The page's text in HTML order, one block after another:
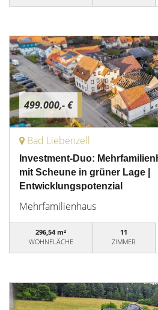
499.000,- €
Bad Liebenzell
Investment-Duo:
mit Scheune in grüner Lage |
Entwicklungspotenzial
Mehrfamilienhaus
296,54 m²
WOHNFLÄCHE
11
ZIMMER